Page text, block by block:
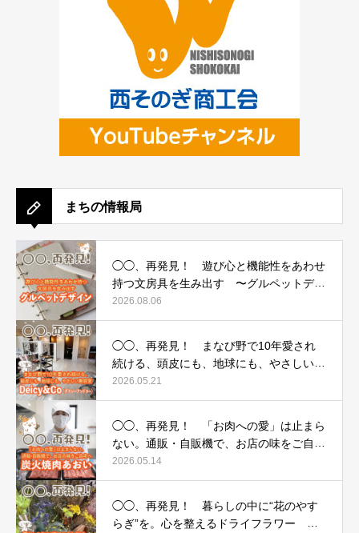
まちの情報局
◯◯、再発見！ 遊び心と機能性をあわせ
持つ文房具を生み出す 〜グルペットデザ
イン〜
2026.08.06
◯◯、再発見！ まなび野で10年愛され
続ける、頭皮にも、地球にも、やさしい美
容室 〜Deicy&Co（デイシーアンドコ
ー）〜
2026.05.21
◯◯、再発見！ 「お肉への愛」は止まら
ない。通販・自販機で、お店の味をご自宅
へ 〜炭火焼肉あおい〜
2026.05.14
◯◯、再発見！ 暮らしの中に“花のやす
らぎ”を。心を整えるドライフラワー 〜